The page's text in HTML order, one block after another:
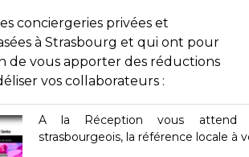
conciergeries privées et
à Strasbourg et qui ont pour
de vous apporter des réductions
vos collaborateurs :
A la Réception vous attend
strasbourgeois, la référence locale à